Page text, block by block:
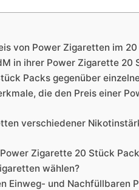
von Power Zigaretten im
in ihrer Power Zigarette 20
Packs gegenüber
die den Preis einer
verschiedener
Zigarette 20 Stück
wählen?
Einweg- und Nachfüllbaren